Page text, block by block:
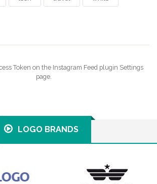
Token on the Instagram Feed plugin Settings
page.
LOGO BRANDS